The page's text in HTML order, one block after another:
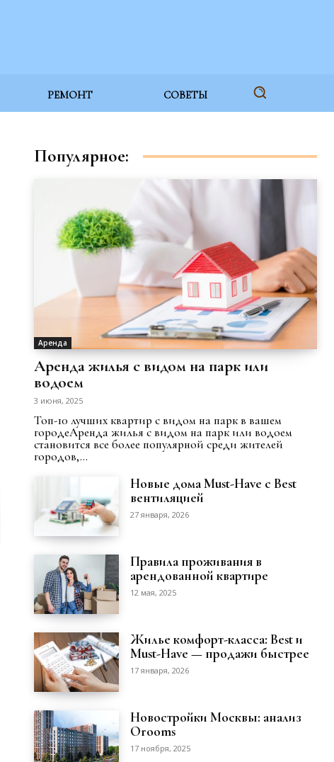
РЕМОНТ СОВЕТЫ
Популярное:
Аренда
Аренда жилья с видом на парк или
водоем
3 июня, 2025
Топ-10 лучших квартир с видом на парк в вашем
городеАренда жилья с видом на парк или водоем
становится все более популярной среди жителей
городов,...
Новые дома Must-Have с Best
вентиляцией
27 января, 2026
Правила проживания в
арендованной квартире
12 мая, 2025
Жилье комфорт-класса: Best и
Must-Have — продажи быстрее
17 января, 2026
Новостройки Москвы: анализ
Orooms
17 ноября, 2025